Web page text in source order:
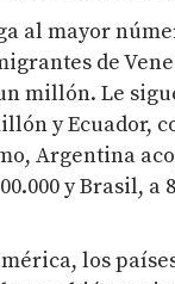
al mayor
de
millón. Le
y Ecuador,
Argentina
y Brasil, a
los